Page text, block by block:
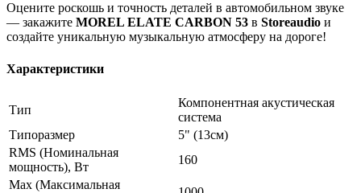
Оцените роскошь и точность деталей в автомобильном звуке
— закажите MOREL ELATE CARBON 53 в Storeaudio и
создайте уникальную музыкальную атмосферу на дороге!
Характеристики
Тип
Компонентная акустическая
система
Типоразмер
5" (13см)
RMS (Номинальная
мощность), Вт
160
Max (Максимальная